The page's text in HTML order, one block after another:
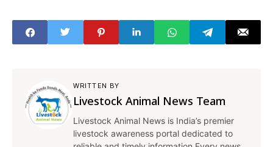
WRITTEN BY
Livestock Animal News Team
Livestock Animal News is India’s premier
livestock awareness portal dedicated to